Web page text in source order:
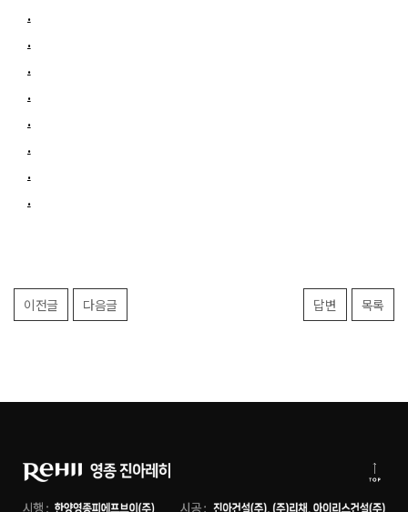
.
.
.
.
.
.
.
.
이전글 다음글 답변 목록